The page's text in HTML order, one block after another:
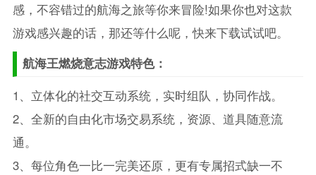
感，不容错过的航海之旅等你来冒险!如果你也对这款
游戏感兴趣的话，那还等什么呢，快来下载试试吧。
航海王燃烧意志游戏特色：
1、立体化的社交互动系统，实时组队，协同作战。
2、全新的自由化市场交易系统，资源、道具随意流
通。
3、每位角色一比一完美还原，更有专属招式缺一不